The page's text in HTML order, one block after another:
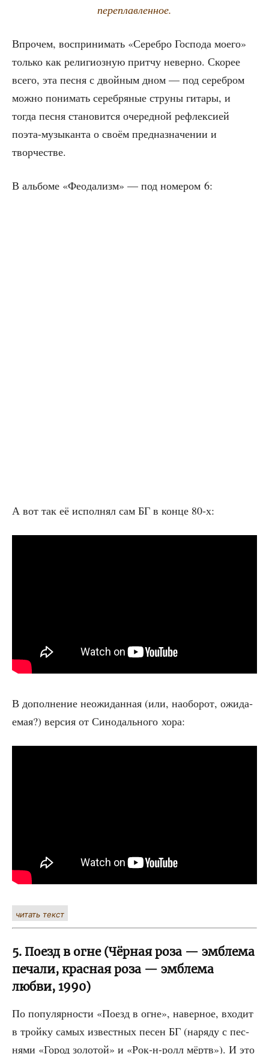
переплавленное.
Впро­чем, вос­при­ни­мать «Сереб­ро Гос­по­да мое­го»
толь­ко как рели­ги­оз­ную прит­чу невер­но. Ско­рее
все­го, эта пес­ня с двой­ным дном — под сереб­ром
мож­но пони­мать сереб­ря­ные стру­ны гита­ры, и
тогда пес­ня ста­но­вит­ся оче­ред­ной рефлек­си­ей
поэта-музы­кан­та о сво­ём пред­на­зна­че­нии и
творчестве.
В аль­бо­ме «Фео­да­лизм» — под номе­ром 6:
А вот так её испол­нял сам БГ в кон­це 80‑х:
В допол­не­ние неожи­дан­ная (или, наобо­рот, ожи­да­
е­мая?) вер­сия от Сино­даль­но­го хора:
читать текст
5. Поезд в огне (Чёрная роза — эмблема
печали, красная роза — эмблема
любви, 1990)
По попу­ляр­но­сти «Поезд в огне», навер­ное, вхо­дит
в трой­ку самых извест­ных песен БГ (наря­ду с пес­
ня­ми «Город золо­той» и «Рок-н-ролл мёртв»). И это